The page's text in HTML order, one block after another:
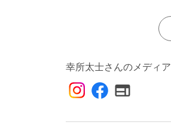
幸所太士さんのメディア